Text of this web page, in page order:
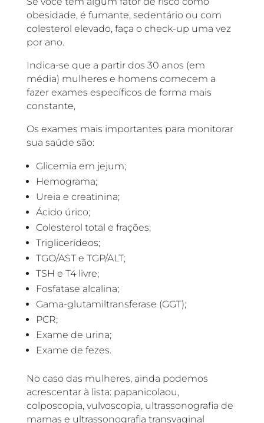
obesidade, é fumante, sedentário ou com
colesterol elevado, faça o check-up uma vez
por ano.
Indica-se que a partir dos 30 anos (em
média) mulheres e homens comecem a
fazer exames específicos de forma mais
constante,
Os exames mais importantes para monitorar
sua saúde são:
Glicemia em jejum;
Hemograma;
Ureia e creatinina;
Ácido úrico;
Colesterol total e frações;
Triglicerídeos;
TGO/AST e TGP/ALT;
TSH e T4 livre;
Fosfatase alcalina;
Gama-glutamiltransferase (GGT);
PCR;
Exame de urina;
Exame de fezes.
No caso das mulheres, ainda podemos
acrescentar à lista: papanicolaou,
colposcopia, vulvoscopia, ultrassonografia de
mamas e ultrassonografia transvaginal